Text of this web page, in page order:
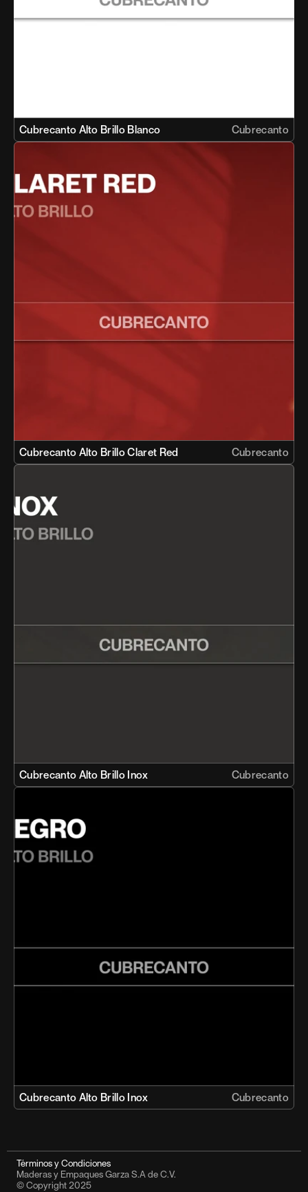
Cubrecanto Alto Brillo Blanco Cubrecanto
Cubrecanto Alto Brillo Claret Red Cubrecanto
Cubrecanto Alto Brillo Inox Cubrecanto
Cubrecanto Alto Brillo Inox Cubrecanto
Maderas y Empaques Garza S.A de C.V.
Términos y Condiciones
© Copyright 2025